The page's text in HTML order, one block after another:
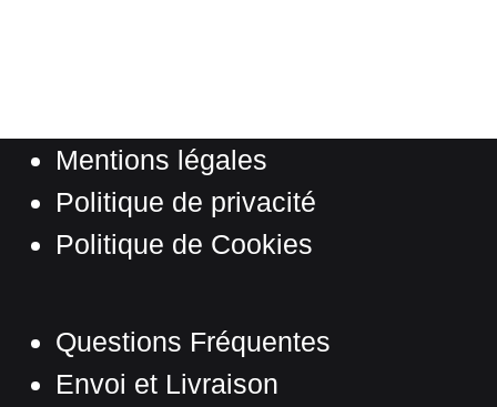
Mentions légales
Politique de privacité
Politique de Cookies
Questions Fréquentes
Envoi et Livraison